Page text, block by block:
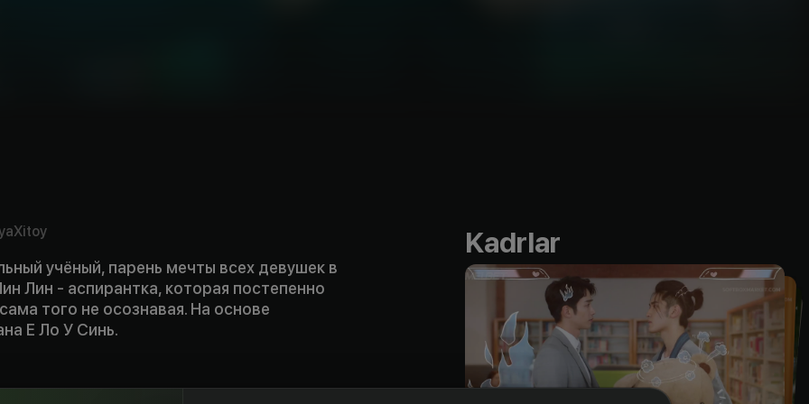
Xitoy
учёный, парень мечты всех девушек в
Лин - аспирантка, которая постепенно
того не осознавая. На основе
Е Ло У Синь.
Kadrlar